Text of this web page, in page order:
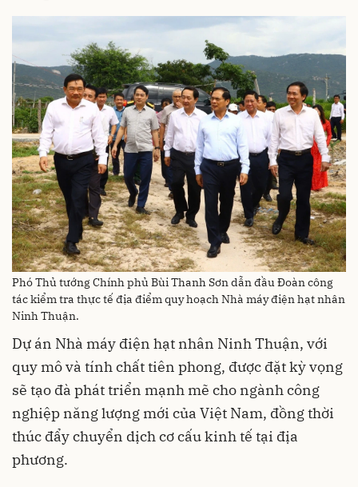
Phó Thủ tướng Chính phủ Bùi Thanh Sơn dẫn đầu Đoàn công
tác kiểm tra thực tế địa điểm quy hoạch Nhà máy điện hạt nhân
Ninh Thuận.
Dự án Nhà máy điện hạt nhân Ninh Thuận, với
quy mô và tính chất tiên phong, được đặt kỳ vọng
sẽ tạo đà phát triển mạnh mẽ cho ngành công
nghiệp năng lượng mới của Việt Nam, đồng thời
thúc đẩy chuyển dịch cơ cấu kinh tế tại địa
phương.